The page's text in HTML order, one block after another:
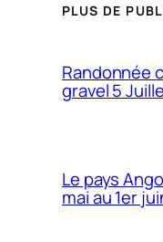
PLUS DE
Randonnée
gravel 5
Le pays
mai au 1er